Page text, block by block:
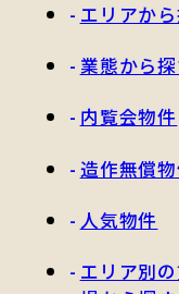
エリアか
業態から
内覧会物件
造作無償
人気物件
エリア別